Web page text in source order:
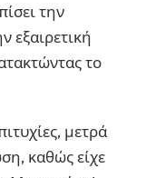
την
εξαιρετική
το
μετρά
καθώς είχε